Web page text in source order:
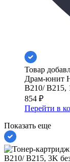
Товар
Драм-юнит
B210/ B215,
854 ₽
Перейти в
Показать еще